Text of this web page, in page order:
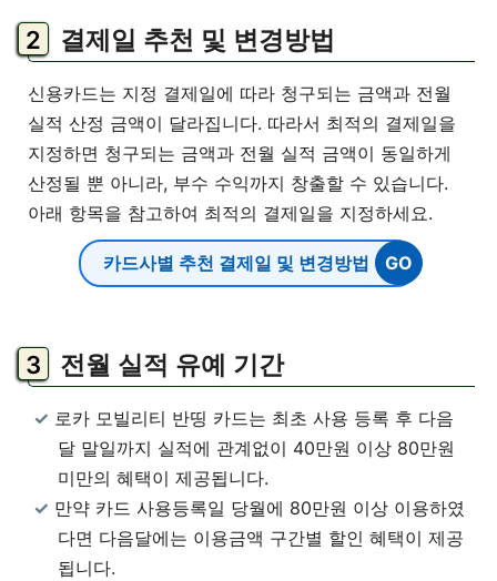
결제일 추천 및 변경방법
신용카드는 지정 결제일에 따라 청구되는 금액과 전월
실적 산정 금액이 달라집니다. 따라서 최적의 결제일을
지정하면 청구되는 금액과 전월 실적 금액이 동일하게
산정될 뿐 아니라, 부수 수익까지 창출할 수 있습니다.
아래 항목을 참고하여 최적의 결제일을 지정하세요.
카드사별 추천 결제일 및 변경방법
전월 실적 유예 기간
로카 모빌리티 반띵 카드는 최초 사용 등록 후 다음
달 말일까지 실적에 관계없이 40만원 이상 80만원
미만의 혜택이 제공됩니다.
만약 카드 사용등록일 당월에 80만원 이상 이용하였
다면 다음달에는 이용금액 구간별 할인 혜택이 제공
됩니다.